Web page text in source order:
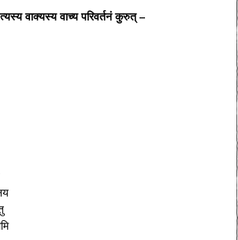
वाक्यस्य वाच्य परिवर्तनं कुरुत् –